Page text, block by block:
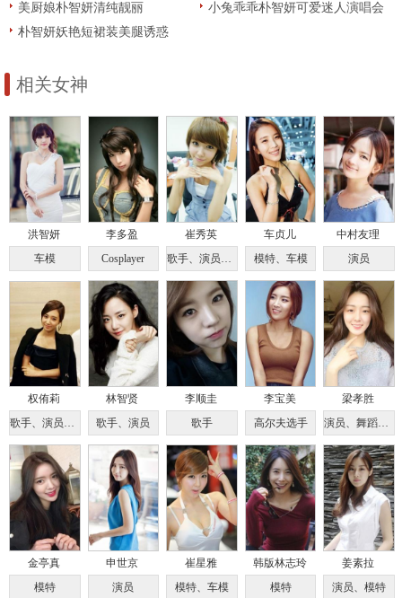
美厨娘朴智妍清纯靓丽
小兔乖乖朴智妍可爱迷人演唱会
朴智妍妖艳短裙装美腿诱惑
相关女神
洪智妍
车模
李多盈
Cosplayer
崔秀英
歌手、演员、主持人
车贞儿
模特、车模
中村友理
演员
权侑莉
歌手、演员、主持人
林智贤
歌手、演员
李顺圭
歌手
李宝美
高尔夫选手
梁孝胜
演员、舞蹈模特
金亭真
模特
申世京
演员
崔星雅
模特、车模
韩版林志玲
模特
姜素拉
演员、模特